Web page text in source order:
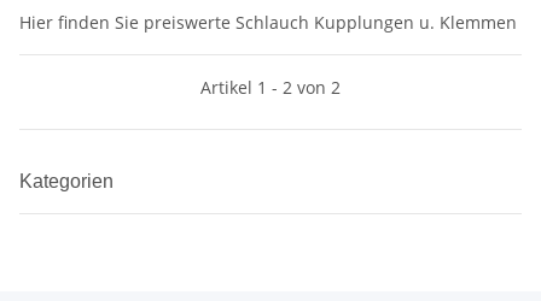
Hier finden Sie preiswerte Schlauch Kupplungen u. Klemmen
Artikel 1 - 2 von 2
Kategorien